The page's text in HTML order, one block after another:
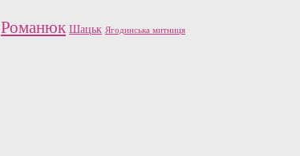
Романюк Шацьк Ягодинська митниця